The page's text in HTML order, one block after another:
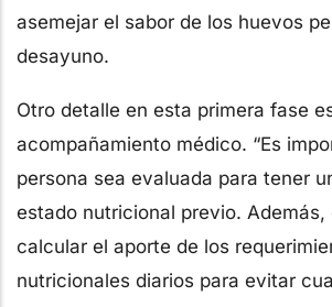
asemejar el sabor de los huevos
desayuno.
Otro detalle en esta primera fase
acompañamiento médico. “Es
persona sea evaluada para tener
estado nutricional previo. Además,
calcular el aporte de los
nutricionales diarios para evitar